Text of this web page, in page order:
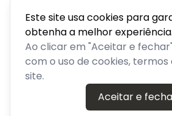
Este site usa cookies para
obtenha a melhor experiência.
Ao clicar em "Aceitar e
com o uso de cookies,
site.
Aceitar e
Venda de ingressos para eventos em
PLATAFORMA POR
Precisa de ajuda?